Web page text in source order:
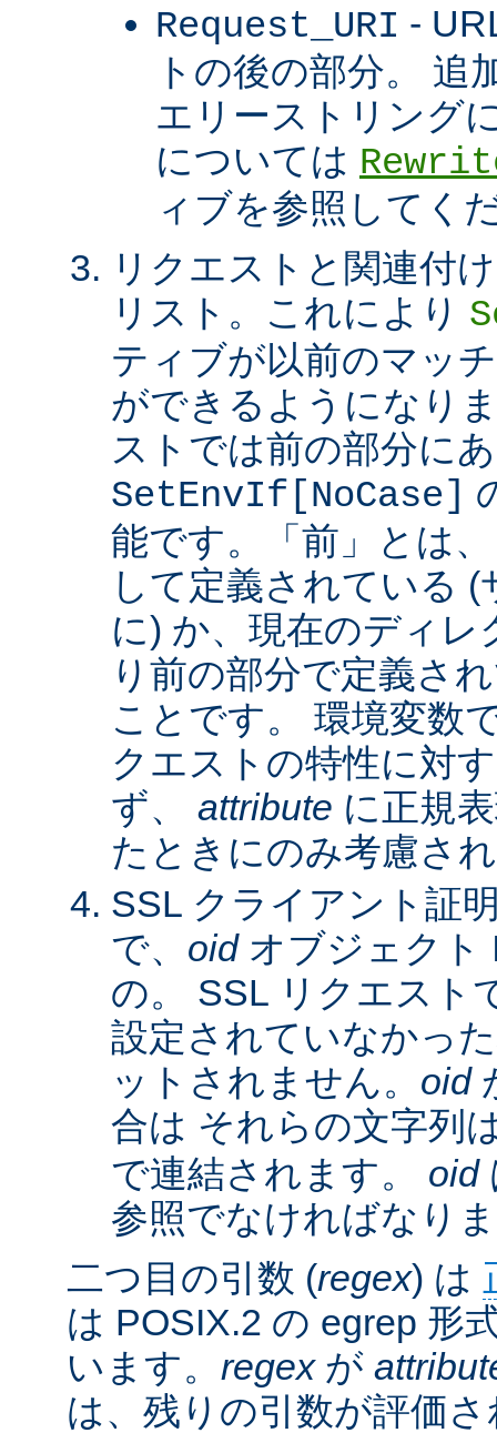
Request_URI -
トの後の部分。 追
エリーストリング
については
ィブを参照してく
リクエストと関連付
リスト。これにより
ティブが以前のマッ
ができるようになり
ストでは前の部分に
SetEnvIf[NoCase]
能です。「前」とは
して定義されている
に) か、現在のディ
り前の部分で定義さ
ことです。 環境変数
クエストの特性に対
ず、 attribute に正規
たときにのみ考慮さ
SSL クライアント証
で、 oidオブジェクト
の。 SSL リクエスト
設定されていなかっ
ットされません。 oid
合は それらの文字列
で連結されます。 oid
参照でなければなり
二つ目の引数 (regex) は
は POSIX.2 の egrep 形
います。 regexが
は、残りの引数が評価